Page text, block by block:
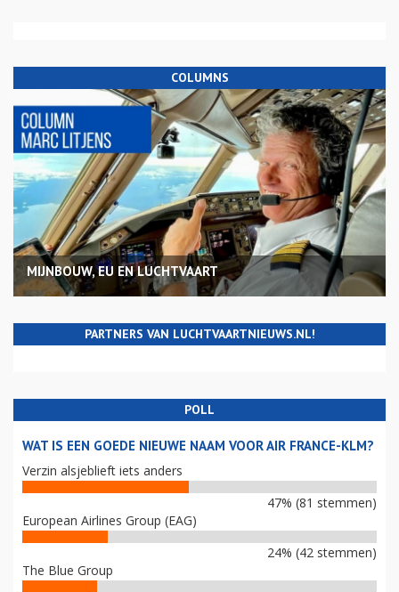
COLUMNS
MIJNBOUW, EU EN LUCHTVAART
PARTNERS VAN LUCHTVAARTNIEUWS.NL!
POLL
WAT IS EEN GOEDE NIEUWE NAAM VOOR AIR FRANCE-KLM?
Verzin alsjeblieft iets anders
47% (81 stemmen)
European Airlines Group (EAG)
24% (42 stemmen)
The Blue Group